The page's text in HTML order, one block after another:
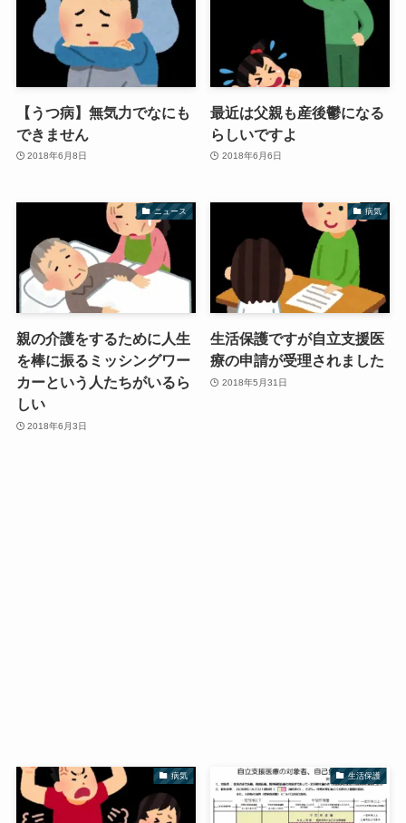
【うつ病】無気力でなにも
できません
2018年6月8日
最近は父親も産後鬱になる
らしいですよ
2018年6月6日
ニュース
親の介護をするために人生
を棒に振るミッシングワー
カーという人たちがいるら
しい
2018年6月3日
病気
生活保護ですが自立支援医
療の申請が受理されました
2018年5月31日
病気 生活保護